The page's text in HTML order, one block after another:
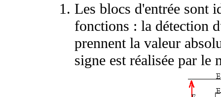
Les blocs d'entrée sont
fonctions : la détection
prennent la valeur
signe est réalisée par le